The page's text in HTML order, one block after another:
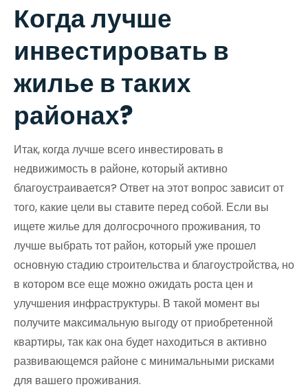
Когда лучше
инвестировать в
жилье в таких
районах?
Итак, когда лучше всего инвестировать в
недвижимость в районе, который активно
благоустраивается? Ответ на этот вопрос зависит от
того, какие цели вы ставите перед собой. Если вы
ищете жилье для долгосрочного проживания, то
лучше выбрать тот район, который уже прошел
основную стадию строительства и благоустройства, но
в котором все еще можно ожидать роста цен и
улучшения инфраструктуры. В такой момент вы
получите максимальную выгоду от приобретенной
квартиры, так как она будет находиться в активно
развивающемся районе с минимальными рисками
для вашего проживания.